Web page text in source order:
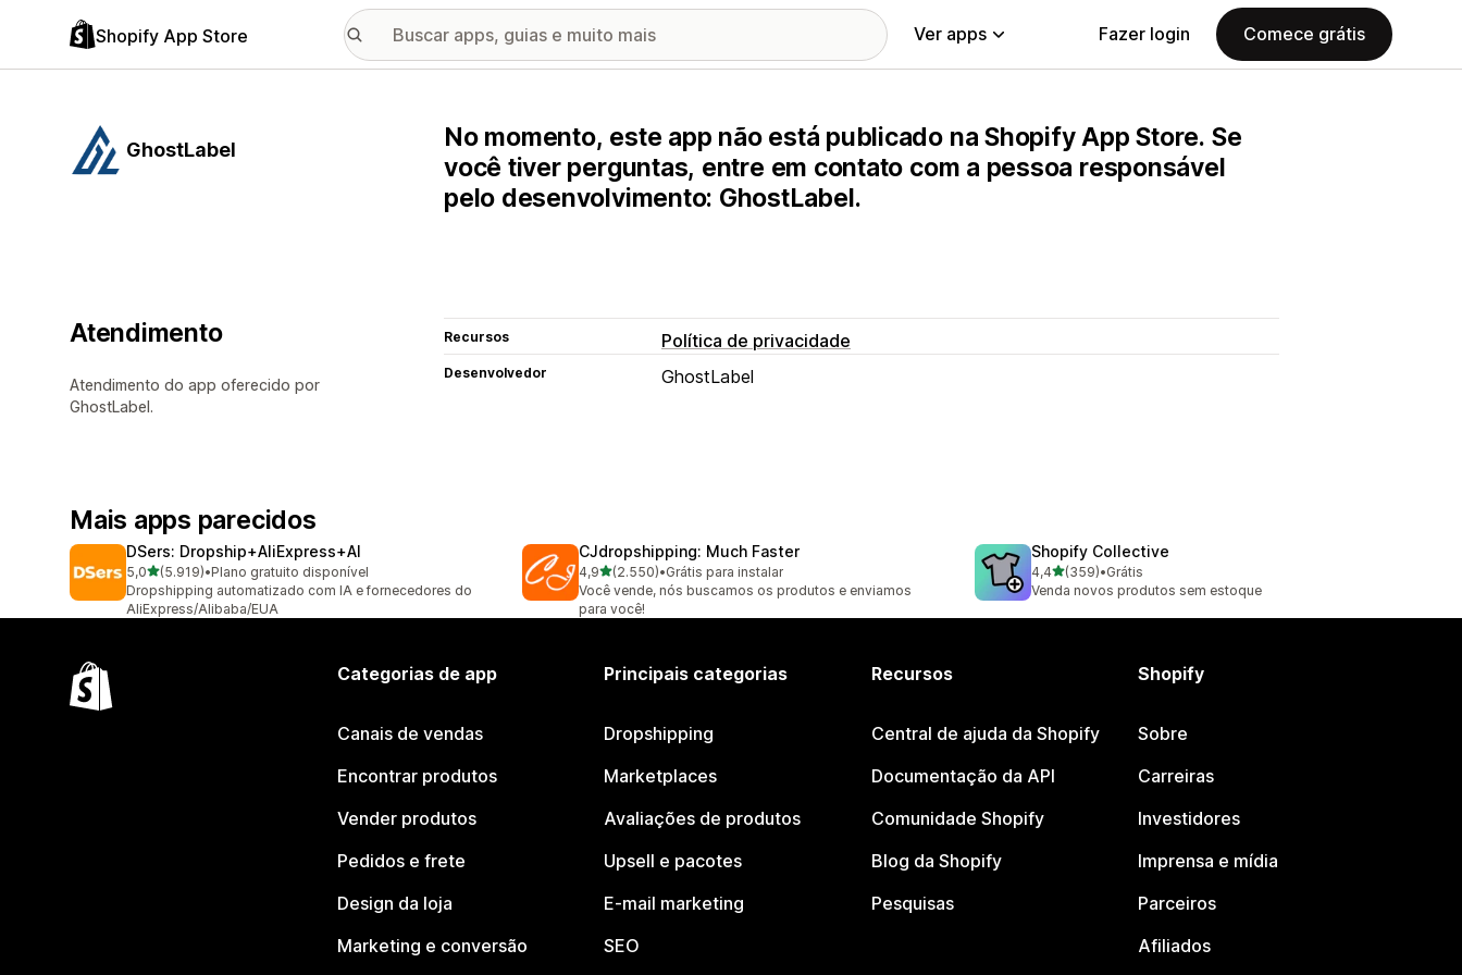
Shopify App Store Ver apps Fazer login Comece grátis
GhostLabel
No momento, este app não está publicado na Shopify App Store. Se
você tiver perguntas, entre em contato com a pessoa responsável
pelo desenvolvimento: GhostLabel.
Atendimento
Atendimento do app oferecido por
GhostLabel.
Recursos Política de privacidade
Desenvolvedor GhostLabel
Mais apps parecidos
DSers: Dropship+AliExpress+AI
5,0de 5 estrelas
(5.919)
5919 avaliações ao todo
•Plano gratuito disponível
Dropshipping automatizado com IA e fornecedores do
AliExpress/Alibaba/EUA
CJdropshipping: Much Faster
4,9de 5 estrelas
(2.550)
2550 avaliações ao todo
•Grátis para instalar
Você vende, nós buscamos os produtos e enviamos
para você!
Shopify Collective
4,4de 5 estrelas
(359)
359 avaliações ao todo
•Grátis
Venda novos produtos sem estoque
Categorias de app
Canais de vendas
Encontrar produtos
Vender produtos
Pedidos e frete
Design da loja
Marketing e conversão
Principais categorias
Dropshipping
Marketplaces
Avaliações de produtos
Upsell e pacotes
E-mail marketing
SEO
Recursos
Central de ajuda da Shopify
Documentação da API
Comunidade Shopify
Blog da Shopify
Pesquisas
Shopify
Sobre
Carreiras
Investidores
Imprensa e mídia
Parceiros
Afiliados